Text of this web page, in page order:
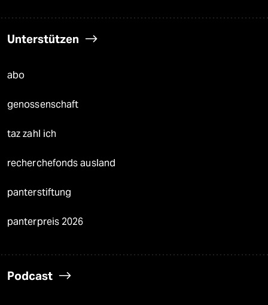
Unterstützen
abo
genossenschaft
taz zahl ich
recherchefonds ausland
panterstiftung
panterpreis 2026
Podcast